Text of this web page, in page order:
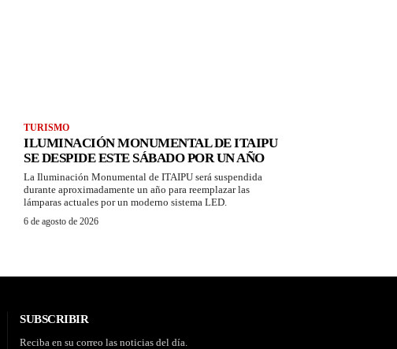
TURISMO
ILUMINACIÓN MONUMENTAL DE ITAIPU
SE DESPIDE ESTE SÁBADO POR UN AÑO
La Iluminación Monumental de ITAIPU será suspendida
durante aproximadamente un año para reemplazar las
lámparas actuales por un moderno sistema LED.
6 de agosto de 2026
SUBSCRIBIR
Reciba en su correo las noticias del día.